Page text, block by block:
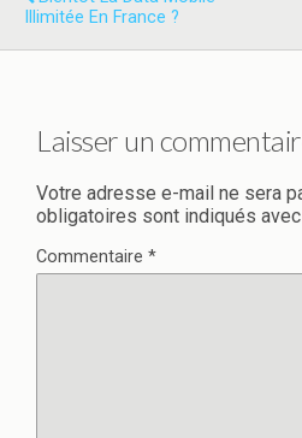
Illimitée En France ?
Laisser un
Votre adresse e-mail ne sera
obligatoires sont indiqués avec
Commentaire *